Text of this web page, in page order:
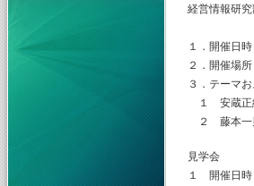
経営情報研
１．開催日
２．開催場
３．テーマ
１ 安蔵正
２ 藤本一
見学会
１ 開催日時